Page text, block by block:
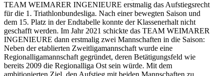
TEAM WEIMARER INGENIEURE erstmalig das Aufstiegsrecht
für die 1. Triathlonbundesliga. Nach einer bewegten Saison und
dem 15. Platz in der Endtabelle konnte der Klassenerhalt nicht
geschafft werden. Im Jahr 2021 schickte das TEAM WEIMARER
INGENIEURE dann erstmalig zwei Mannschaften in die Saison:
Neben der etablierten Zweitligamannschaft wurde eine
Regionalligamannschaft gegründet, deren Betätigungsfeld wie
bereits 2009 die Regionalliga Ost sein würde. Mit dem
ambitionierten Ziel, den Aufstieg mit beiden Mannschaften zu